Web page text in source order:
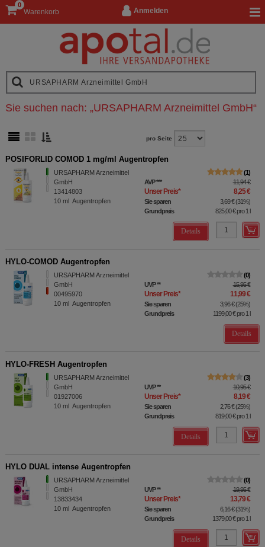
Anmelden
Warenkorb
0
Sie suchen nach: „URSAPHARM Arzneimittel GmbH“
pro Seite
POSIFORLID COMOD 1 mg/ml Augentropfen
URSAPHARM Arzneimittel
GmbH
13414803
10 ml Augentropfen
1
AVP*** 11,94 €
Unser Preis* 8,25 €
Sie sparen 3,69 €(31%)
Grundpreis
825,00 €pro 1 l
Details
HYLO-COMOD Augentropfen
URSAPHARM Arzneimittel
GmbH
00495970
10 ml Augentropfen
0
UVP** 15,95 €
Unser Preis* 11,99 €
Sie sparen 3,96 €(25%)
Grundpreis
1199,00 €pro 1 l
Details
HYLO-FRESH Augentropfen
URSAPHARM Arzneimittel
GmbH
01927006
10 ml Augentropfen
3
UVP** 10,95 €
Unser Preis* 8,19 €
Sie sparen 2,76 €(25%)
Grundpreis
819,00 €pro 1 l
Details
HYLO DUAL intense Augentropfen
URSAPHARM Arzneimittel
GmbH
13833434
10 ml Augentropfen
0
UVP** 19,95 €
Unser Preis* 13,79 €
Sie sparen 6,16 €(31%)
Grundpreis
1379,00 €pro 1 l
Details